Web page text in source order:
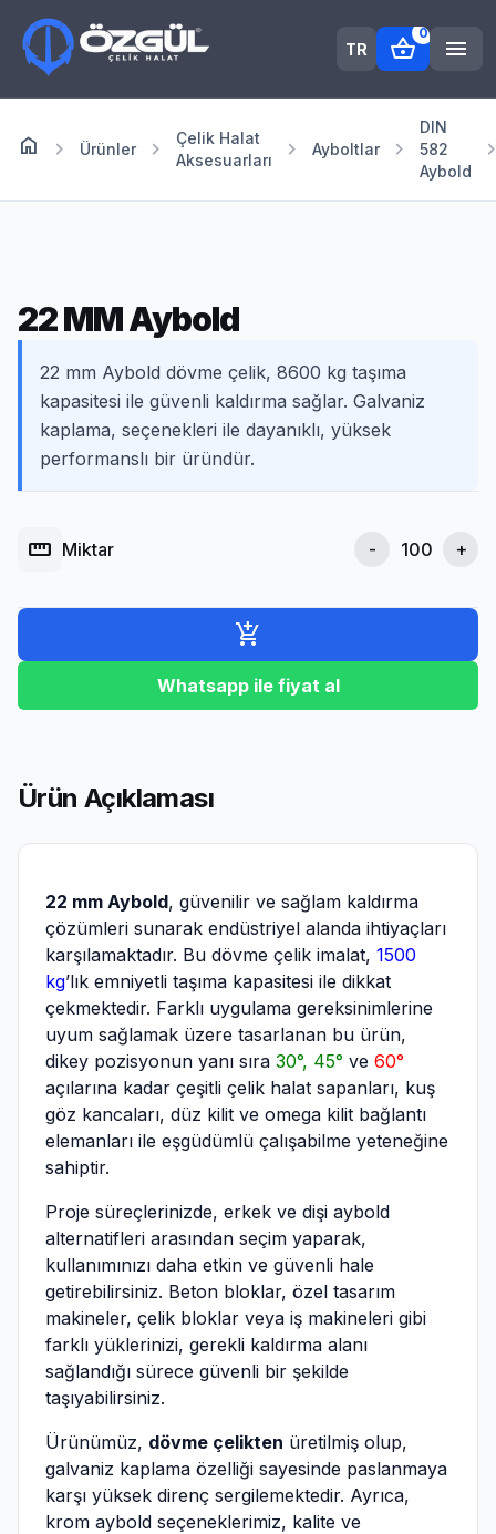
TR shopping_basket
0
menu
home Anasayfa
chevron_right Ürünler chevron_right
Çelik Halat
Aksesuarları
chevron_right Ayboltlar chevron_right
DIN
582
Aybold
22 MM Aybold
22 mm Aybold dövme çelik, 8600 kg taşıma
kapasitesi ile güvenli kaldırma sağlar. Galvaniz
kaplama, seçenekleri ile dayanıklı, yüksek
performanslı bir üründür.
straighten Miktar - +
add_shopping_cart
Whatsapp ile fiyat al
Ürün Açıklaması
22 mm Aybold, güvenilir ve sağlam kaldırma
çözümleri sunarak endüstriyel alanda ihtiyaçları
karşılamaktadır. Bu dövme çelik imalat, 1500
kg’lık emniyetli taşıma kapasitesi ile dikkat
çekmektedir. Farklı uygulama gereksinimlerine
uyum sağlamak üzere tasarlanan bu ürün,
dikey pozisyonun yanı sıra 30°, 45° ve 60°
açılarına kadar çeşitli çelik halat sapanları, kuş
göz kancaları, düz kilit ve omega kilit bağlantı
elemanları ile eşgüdümlü çalışabilme yeteneğine
sahiptir.
Proje süreçlerinizde, erkek ve dişi aybold
alternatifleri arasından seçim yaparak,
kullanımınızı daha etkin ve güvenli hale
getirebilirsiniz. Beton bloklar, özel tasarım
makineler, çelik bloklar veya iş makineleri gibi
farklı yüklerinizi, gerekli kaldırma alanı
sağlandığı sürece güvenli bir şekilde
taşıyabilirsiniz.
Ürünümüz, dövme çelikten üretilmiş olup,
galvaniz kaplama özelliği sayesinde paslanmaya
karşı yüksek direnç sergilemektedir. Ayrıca,
krom aybold seçeneklerimiz, kalite ve